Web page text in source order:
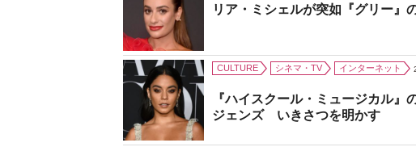
リア・ミシェルが突如『グリー
CULTURE シネマ・TV インターネット
『ハイスクール・ミュージカル
ジェンズ いきさつを明かす